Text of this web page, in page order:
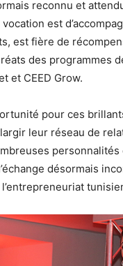
reconnu et
est
est fière de
des programmes
et CEED Grow.
pour ces
leur réseau de
personnalités
désormais